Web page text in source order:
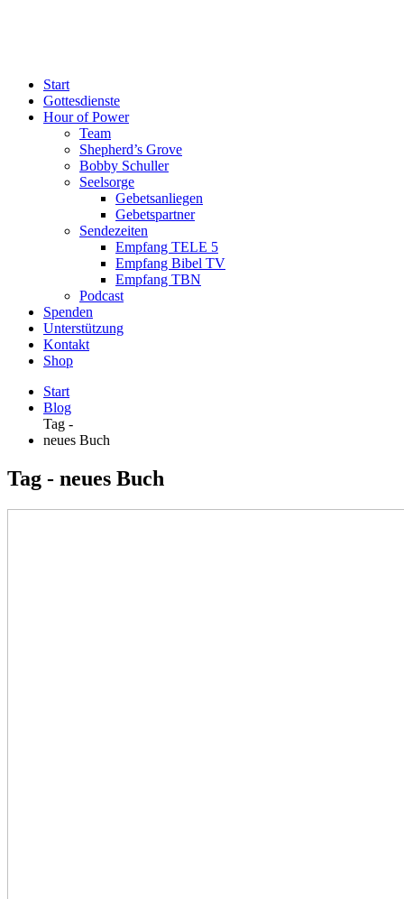
Start
Gottesdienste
Hour of Power
Team
Shepherd’s Grove
Bobby Schuller
Seelsorge
Gebetsanliegen
Gebetspartner
Sendezeiten
Empfang TELE 5
Empfang Bibel TV
Empfang TBN
Podcast
Spenden
Unterstützung
Kontakt
Shop
Start
Blog
Tag -
neues Buch
Tag - neues Buch